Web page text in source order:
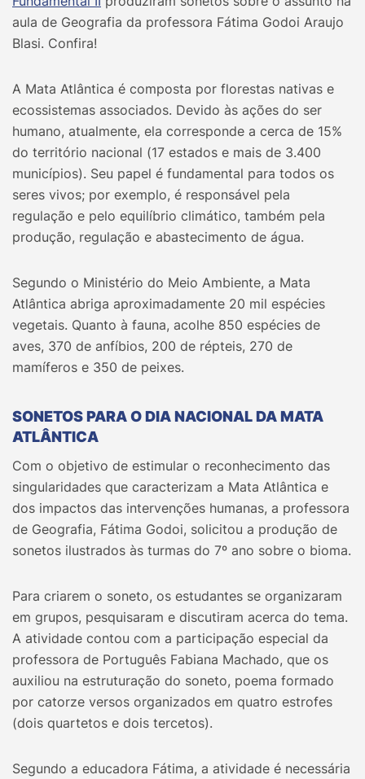
aula de Geografia da professora Fátima Godoi Araujo
Blasi. Confira!
A Mata Atlântica é composta por florestas nativas e
ecossistemas associados. Devido às ações do ser
humano, atualmente, ela corresponde a cerca de 15%
do território nacional (17 estados e mais de 3.400
municípios). Seu papel é fundamental para todos os
seres vivos; por exemplo, é responsável pela
regulação e pelo equilíbrio climático, também pela
produção, regulação e abastecimento de água.
Segundo o Ministério do Meio Ambiente, a Mata
Atlântica abriga aproximadamente 20 mil espécies
vegetais. Quanto à fauna, acolhe 850 espécies de
aves, 370 de anfíbios, 200 de répteis, 270 de
mamíferos e 350 de peixes.
SONETOS PARA O DIA NACIONAL DA MATA
ATLÂNTICA
Com o objetivo de estimular o reconhecimento das
singularidades que caracterizam a Mata Atlântica e
dos impactos das intervenções humanas, a professora
de Geografia, Fátima Godoi, solicitou a produção de
sonetos ilustrados às turmas do 7º ano sobre o bioma.
Para criarem o soneto, os estudantes se organizaram
em grupos, pesquisaram e discutiram acerca do tema.
A atividade contou com a participação especial da
professora de Português Fabiana Machado, que os
auxiliou na estruturação do soneto, poema formado
por catorze versos organizados em quatro estrofes
(dois quartetos e dois tercetos).
Segundo a educadora Fátima, a atividade é necessária